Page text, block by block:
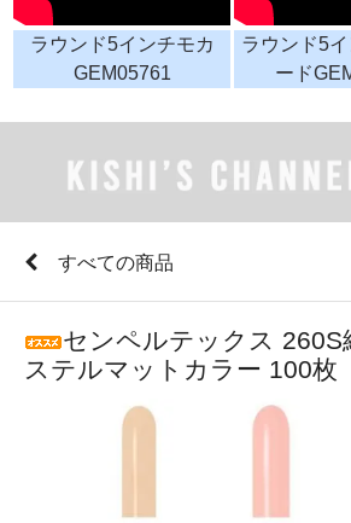
ラウンド5インチモカ
GEM05761
ラウンド5
ード
すべての商品
センペルテックス 260S
ステルマットカラー 100枚